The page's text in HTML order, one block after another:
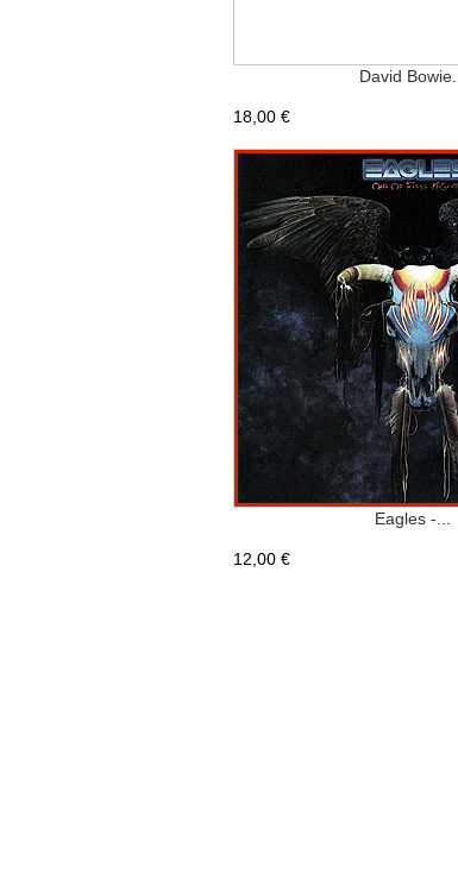
David Bowie...
18,00 €
Eagles -...
12,00 €